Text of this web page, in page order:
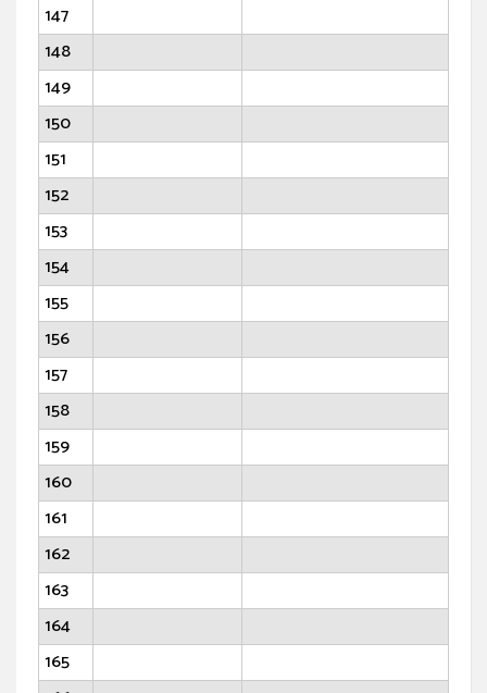
147
148
149
150
151
152
153
154
155
156
157
158
159
160
161
162
163
164
165